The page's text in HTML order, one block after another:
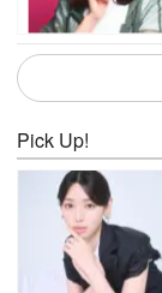
Pick Up!